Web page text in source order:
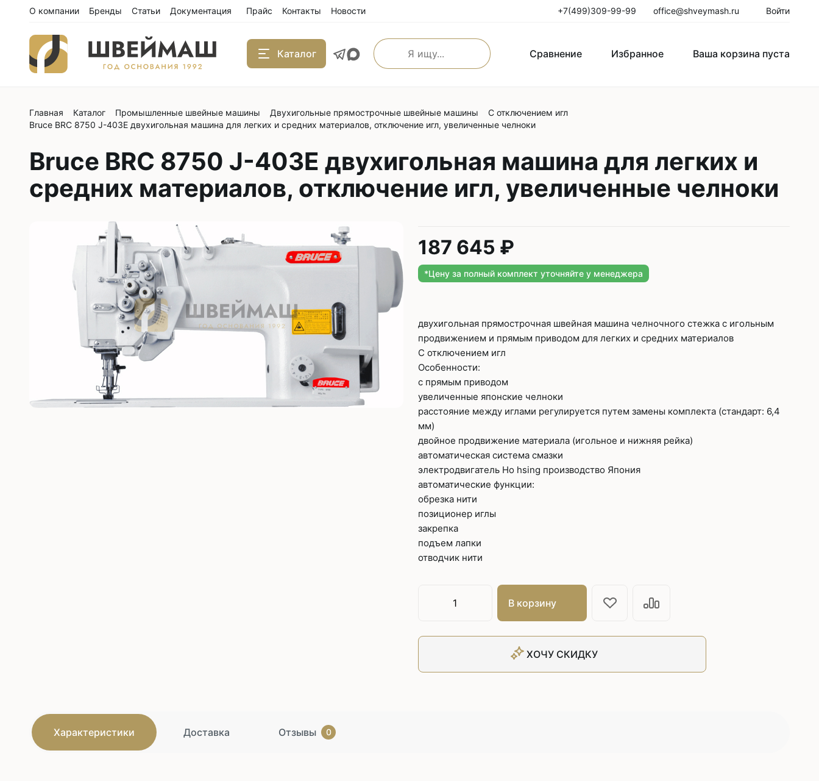
О компании Бренды Статьи Документация Прайс Контакты Новости +7(499)309-99-99 office@shveymash.ru Войти
Каталог Сравнение Избранное Ваша корзина пуста
Одноигольные прямострочные
швейные машины
С нижним транспортером
С нижним и игольным транспортером
С нижним и верхним транспортером
С тройным транспортером
Двухигольные прямострочные
швейные машины
С отключением игл
Прямострочные машины цепного
стежка
Машины с П-образной
Машины имитации ручного стежка
Трехниточные
Четырехниточные
Пятиниточные
Однониточные
Плоскошовные машины
Плоскошовные машины с платформой
под окантователь
Плоскошовные машины с рукавной
платформой
Подшивочные швейные машины
Скорняжные швейные машины
Промышленные машины зиг-заг
Закрепочные швейные машины
Пуговичные машины
швейных машин
швейных машин
Grand
Шаблонные и циклические
Главная Каталог Промышленные швейные машины Двухигольные прямострочные швейные машины
С отключением игл
Bruce BRC 8750 J-403E двухигольная машина для легких и средних материалов, отключение игл, увеличенные челноки
Bruce BRC 8750 J-403E двухигольная машина для легких и
средних материалов, отключение игл, увеличенные челноки
187 645 ₽
*Цену за полный комплект уточняйте у менеджера
двухигольная прямострочная швейная машина челночного стежка с игольным
продвижением и прямым приводом для легких и средних материалов
С отключением игл
Особенности:
с прямым приводом
увеличенные японские челноки
расстояние между иглами регулируется путем замены комплекта (стандарт: 6,4
мм)
двойное продвижение материала (игольное и нижняя рейка)
автоматическая система смазки
электродвигатель Ho hsing производство Япония
автоматические функции:
обрезка нити
позиционер иглы
закрепка
подъем лапки
отводчик нити
В корзину
ХОЧУ СКИДКУ
Характеристики Доставка Отзывы 0